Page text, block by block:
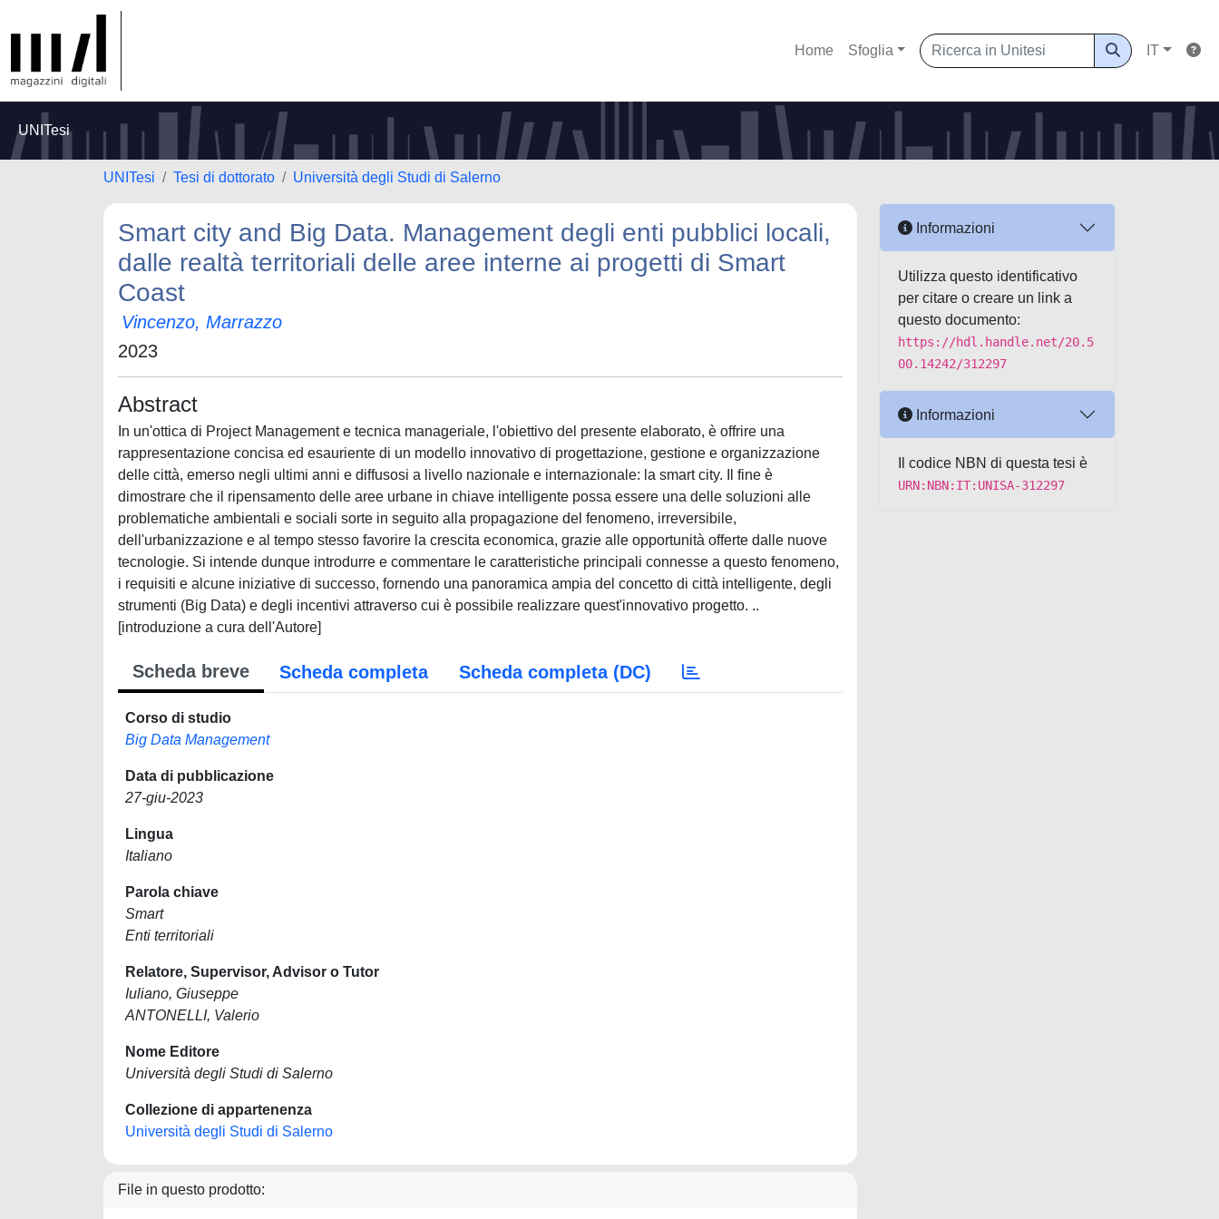
Home Sfoglia IT
UNITesi
UNITesi Tesi di dottorato Università degli Studi di Salerno
Smart city and Big Data. Management degli enti pubblici locali,
dalle realtà territoriali delle aree interne ai progetti di Smart
Coast
Vincenzo, Marrazzo
2023
Abstract
In un'ottica di Project Management e tecnica manageriale, l'obiettivo del presente elaborato, è offrire una
rappresentazione concisa ed esauriente di un modello innovativo di progettazione, gestione e organizzazione
delle città, emerso negli ultimi anni e diffusosi a livello nazionale e internazionale: la smart city. Il fine è
dimostrare che il ripensamento delle aree urbane in chiave intelligente possa essere una delle soluzioni alle
problematiche ambientali e sociali sorte in seguito alla propagazione del fenomeno, irreversibile,
dell'urbanizzazione e al tempo stesso favorire la crescita economica, grazie alle opportunità offerte dalle nuove
tecnologie. Si intende dunque introdurre e commentare le caratteristiche principali connesse a questo fenomeno,
i requisiti e alcune iniziative di successo, fornendo una panoramica ampia del concetto di città intelligente, degli
strumenti (Big Data) e degli incentivi attraverso cui è possibile realizzare quest'innovativo progetto. ..
[introduzione a cura dell'Autore]
Scheda breve Scheda completa Scheda completa (DC)
Corso di studio
Big Data Management
Data di pubblicazione
27-giu-2023
Lingua
Italiano
Parola chiave
Smart
Enti territoriali
Relatore, Supervisor, Advisor o Tutor
Iuliano, Giuseppe
ANTONELLI, Valerio
Nome Editore
Università degli Studi di Salerno
Collezione di appartenenza
Università degli Studi di Salerno
File in questo prodotto:
Informazioni
Utilizza questo identificativo
per citare o creare un link a
questo documento:
https://hdl.handle.net/20.5
00.14242/312297
Informazioni
Il codice NBN di questa tesi è
URN:NBN:IT:UNISA-312297